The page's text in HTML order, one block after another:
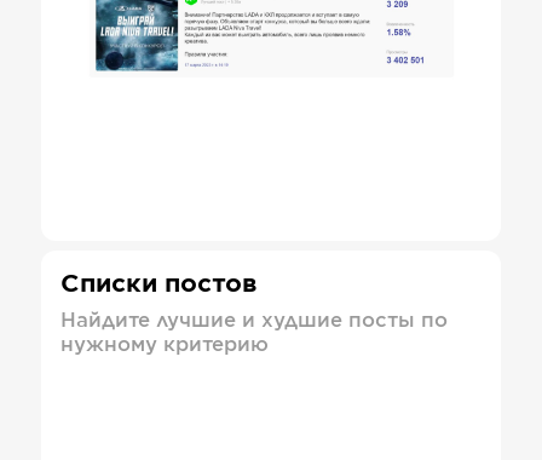
Списки постов
Найдите лучшие и худшие посты по
нужному критерию